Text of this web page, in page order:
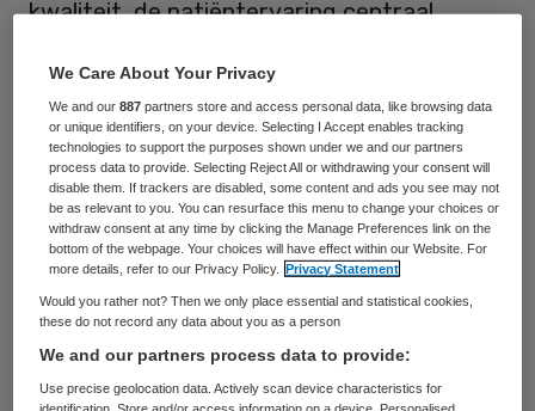
kwaliteit, de patiëntervaring centraal
weinig toegepast. Angst voor de
bijbehorende transparantie, gebrek aan
vertrouwen tussen vakgroepen en
financieringsschotten spelen een
belangrijke rol. Dat blijkt uit
marktonderzoek van adviesbureau Vintura.
Voor het marktonderzoek heeft Vintura 30
mensen geïnterviewd, die ziekenhuizen,
zorgverzekeraars, industrie en
We Care About Your Privacy
We and our887 partners store and access personal data, like browsing data
or unique identifiers, on your device. Selecting I Accept enables tracking
technologies to support the purposes shown under we and our partners
process data to provide. Selecting Reject All or withdrawing your consent will
disable them. If trackers are disabled, some content and ads you see may not
be as relevant to you. You can resurface this menu to change your choices or
withdraw consent at any time by clicking the Manage Preferences link on the
bottom of the webpage. Your choices will have effect within our Website. For
more details, refer to our Privacy Policy.
Privacy Statement
Would you rather not? Then we only place essential and statistical cookies,
these do not record any data about you as a person
We and our partners process data to provide:
Use precise geolocation data. Actively scan device characteristics for
identification. Store and/or access information on a device. Personalised